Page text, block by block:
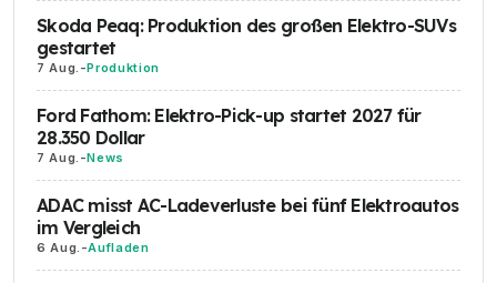
Skoda Peaq: Produktion des großen Elektro-SUVs
gestartet
7 Aug. -Produktion
Ford Fathom: Elektro-Pick-up startet 2027 für
28.350 Dollar
7 Aug. -News
ADAC misst AC-Ladeverluste bei fünf Elektroautos
im Vergleich
6 Aug. -Aufladen